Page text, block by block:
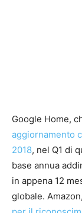
Google Home,
aggiornamento
2018, nel Q1 di
base annua
in appena 12
globale.